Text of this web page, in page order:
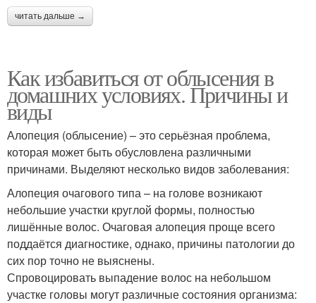
читать дальше →
Как избавиться от облысения в
домашних условиях. Причины и
виды
Алопеция (облысение) – это серьёзная проблема,
которая может быть обусловлена различными
причинами. Выделяют несколько видов заболевания:
Алопеция очагового типа – на голове возникают
небольшие участки круглой формы, полностью
лишённые волос. Очаговая алопеция проще всего
поддаётся диагностике, однако, причины патологии до
сих пор точно не выяснены.
Спровоцировать выпадение волос на небольшом
участке головы могут различные состояния организма: